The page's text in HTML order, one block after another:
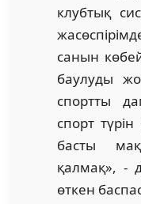
клубтық
санын
баулуды
спортты
спорт
басты
қалмақ», -
өткен